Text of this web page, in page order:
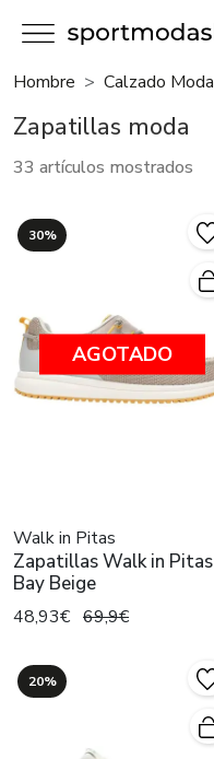
Hombre Calzado Moda
Zapatillas moda
33 artículos mostrados
30%
AGOTADO
Walk in Pitas
Zapatillas Walk in Pitas
Bay Beige
48,93€ 69,9€
20%